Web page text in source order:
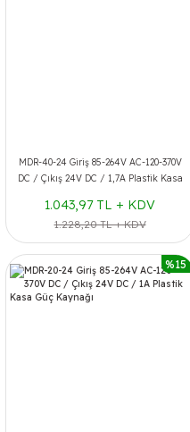
MDR-40-24 Giriş 85-264V AC-120-370V
DC / Çıkış 24V DC / 1,7A Plastik Kasa
1.043,97 TL + KDV
1.228,20 TL + KDV
%15